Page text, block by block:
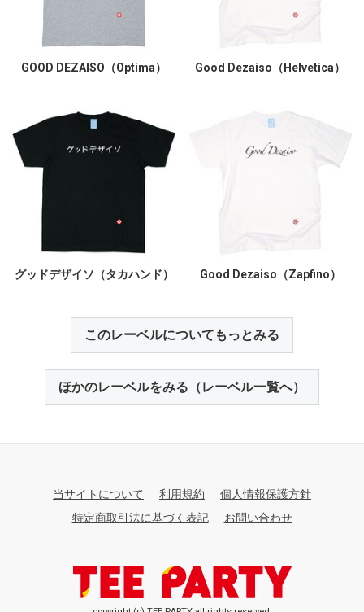
GOOD DEZAISO（Optima） Good Dezaiso（Helvetica）
グッドデザイソ（タカハンド） Good Dezaiso（Zapfino）
このレーベルについてもっとみる
ほかのレーベルをみる（レーベル一覧へ）
当サイトについて 利用規約
個人情報保護方針
特定商取引法に基づく表記
お問い合わせ